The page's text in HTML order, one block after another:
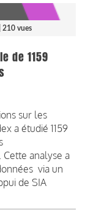
| 210 vues
de 1159
sur les
a étudié 1159
analyse a
via un
de SIA